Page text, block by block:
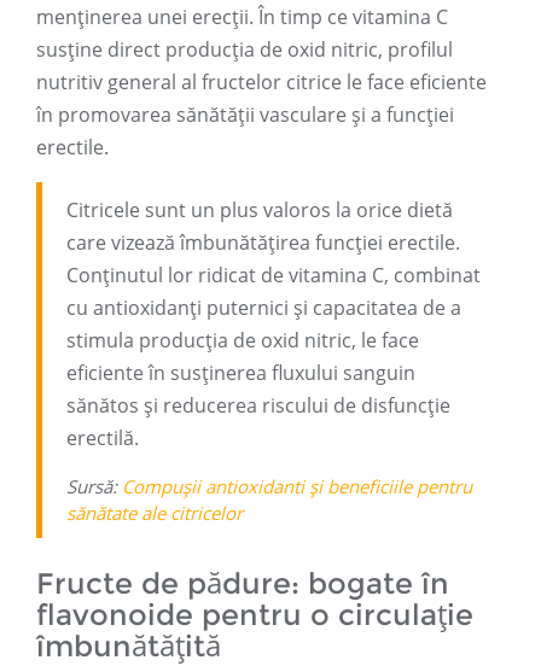
menținerea unei erecții. În timp ce vitamina C
susține direct producția de oxid nitric, profilul
nutritiv general al fructelor citrice le face eficiente
în promovarea sănătății vasculare și a funcției
erectile.
Citricele sunt un plus valoros la orice dietă
care vizează îmbunătățirea funcției erectile.
Conținutul lor ridicat de vitamina C, combinat
cu antioxidanți puternici și capacitatea de a
stimula producția de oxid nitric, le face
eficiente în susținerea fluxului sanguin
sănătos și reducerea riscului de disfuncție
erectilă.
Sursă: Compușii antioxidanti și beneficiile pentru
sănătate ale citricelor
Fructe de pădure: bogate în
flavonoide pentru o circulație
îmbunătățită